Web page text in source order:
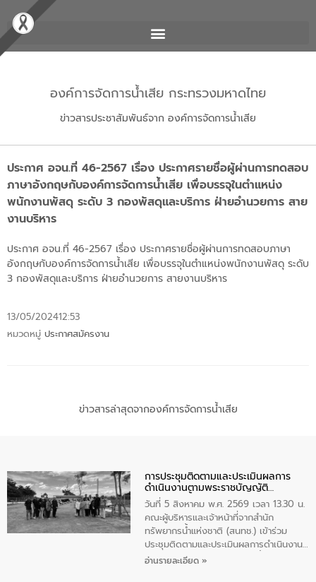
องค์การจัดการน้ำเสีย กระทรวงมหาดไทย
ข่าวสารประชาสัมพันธ์จาก องค์การจัดการน้ำเสีย
ประกาศ อจน.ที่ 46-2567 เรื่อง ประกาศรายชื่อผู้ผ่านการทดสอบ
ภาษาอังกฤษกับองค์การจัดการน้ำเสีย เพื่อบรรจุในตำแหน่ง
พนักงานพัสดุ ระดับ 3 กองพัสดุและบริการ ฝ่ายอำนวยการ สาย
งานบริหาร
ประกาศ อจน.ที่ 46-2567 เรื่อง ประกาศรายชื่อผู้ผ่านการทดสอบภาษา
อังกฤษกับองค์การจัดการน้ำเสีย เพื่อบรรจุในตำแหน่งพนักงานพัสดุ ระดับ
3 กองพัสดุและบริการ ฝ่ายอำนวยการ สายงานบริหาร
13/05/202412:53
หมวดหมู่ ประกาศสมัครงาน
ข่าวสารล่าสุดจากองค์การจัดการน้ำเสีย
การประชุมติดตามและประเมินผลการ
ดำเนินงานตามพระราชบัญญัติ
ทรัพยากรน้ำ พ.ศ. 2561 ประจำ
ปีงบประมาณ พ.ศ. 2569
วันที่ 5 สิงหาคม พ.ศ. 2569 เวลา 13.30 น.
คณะผู้บริหารและเจ้าหน้าที่จากสำนัก
ทรัพยากรน้ำแห่งชาติ (สนทช.) เข้าร่วม
ประชุมติดตามและประเมินผลการดำเนินงาน
ตามพระราชบัญญัติทรัพยากรน้ำ พ.ศ. 2561
อ่านรายละเอียด »